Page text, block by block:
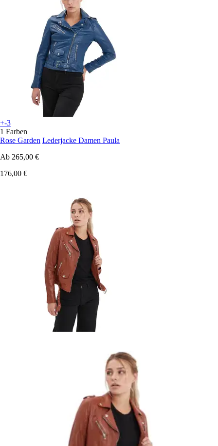
+-3
1 Farben
Rose Garden Lederjacke Damen Paula
Ab 265,00 €
176,00 €